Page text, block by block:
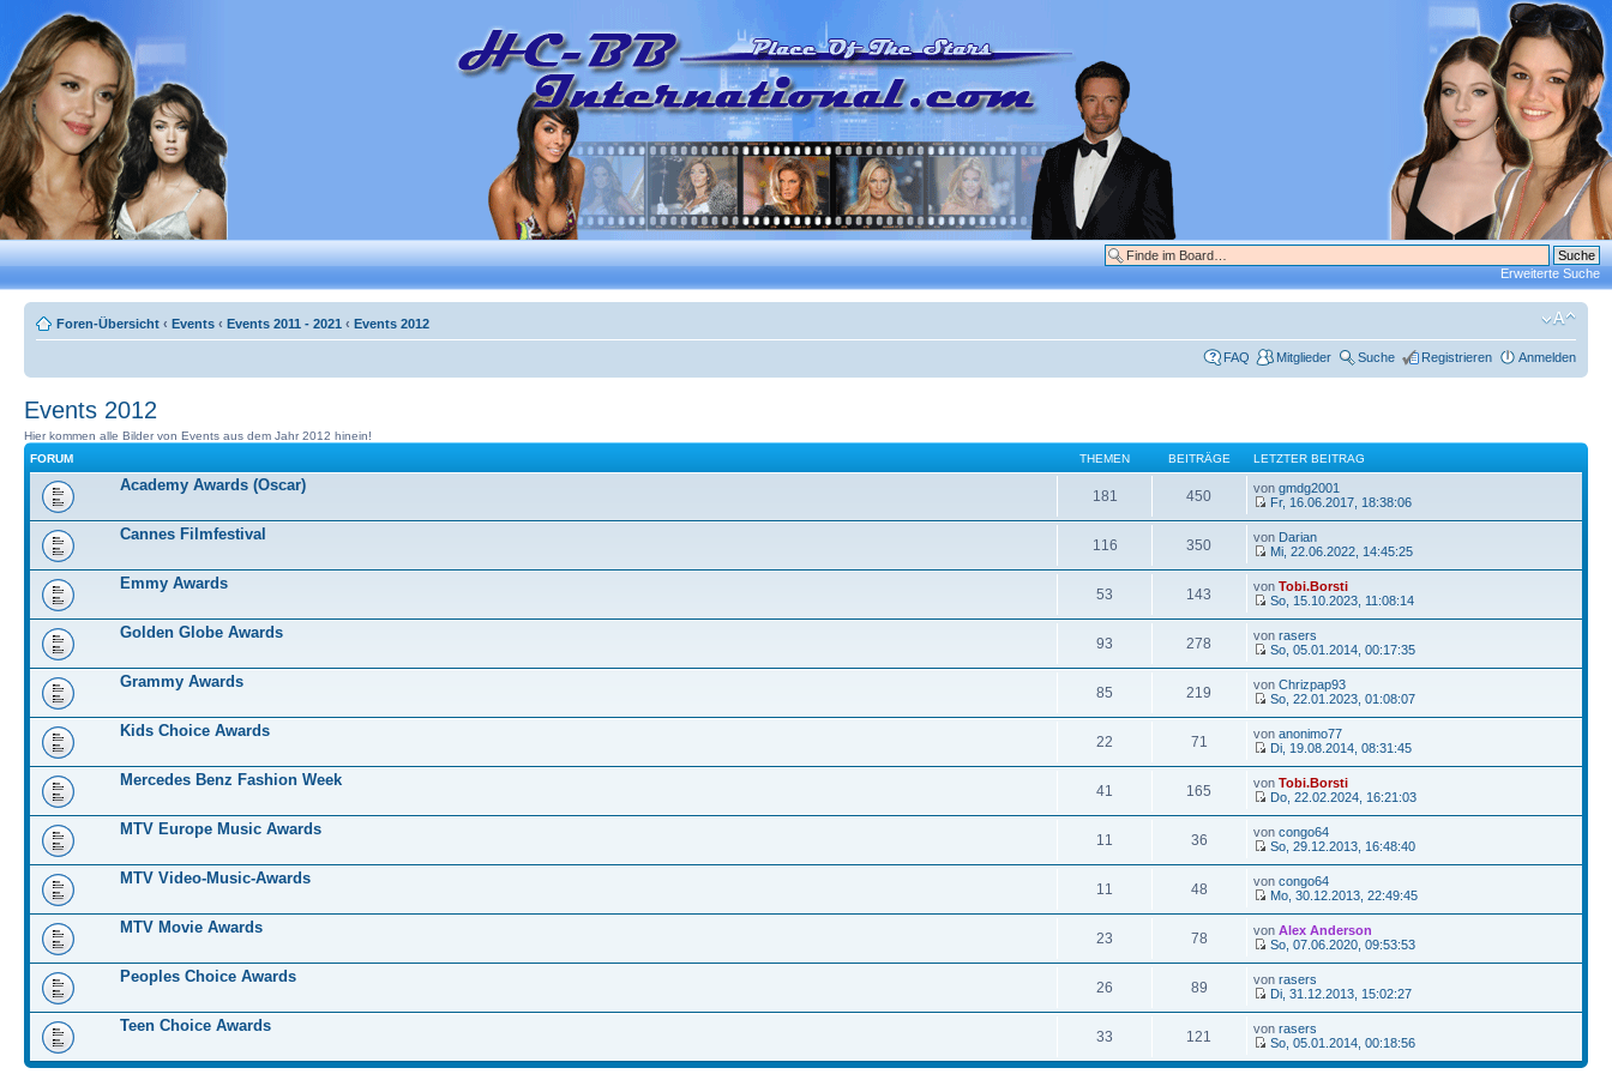
Erweiterte Suche
Foren-Übersicht ‹ Events ‹ Events 2011 - 2021 ‹ Events 2012
FAQ Mitglieder Suche Registrieren Anmelden
Events 2012
Hier kommen alle Bilder von Events aus dem Jahr 2012 hinein!
FORUM
THEMEN BEITRÄGE LETZTER BEITRAG
Academy Awards (Oscar)
181 450 von gmdg2001
Fr, 16.06.2017, 18:38:06
Cannes Filmfestival
116 350 von Darian
Mi, 22.06.2022, 14:45:25
Emmy Awards
53 143 von Tobi.Borsti
So, 15.10.2023, 11:08:14
Golden Globe Awards
93 278 von rasers
So, 05.01.2014, 00:17:35
Grammy Awards
85 219 von Chrizpap93
So, 22.01.2023, 01:08:07
Kids Choice Awards
22 71 von anonimo77
Di, 19.08.2014, 08:31:45
Mercedes Benz Fashion Week
41 165 von Tobi.Borsti
Do, 22.02.2024, 16:21:03
MTV Europe Music Awards
11 36 von congo64
So, 29.12.2013, 16:48:40
MTV Video-Music-Awards
11 48 von congo64
Mo, 30.12.2013, 22:49:45
MTV Movie Awards
23 78 von Alex Anderson
So, 07.06.2020, 09:53:53
Peoples Choice Awards
26 89 von rasers
Di, 31.12.2013, 15:02:27
Teen Choice Awards
33 121 von rasers
So, 05.01.2014, 00:18:56